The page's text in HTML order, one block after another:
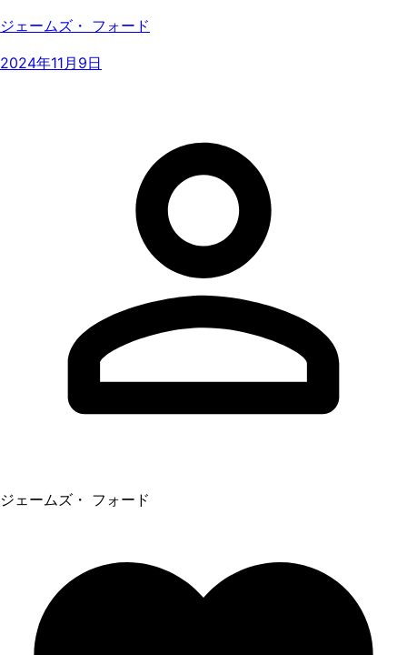
ジェームズ・ フォード
2024年11月9日
ジェームズ・ フォード